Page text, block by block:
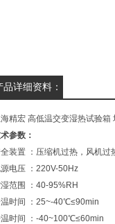
品详细资料：
精宏 高低温交变湿热试验箱
参数：
装置 ：压缩机过热，风机
电压 ：220V-50Hz
范围 ：40-95%RH
温时间 ：25~-40℃≤90min
时间 ：-40~100℃≤60min